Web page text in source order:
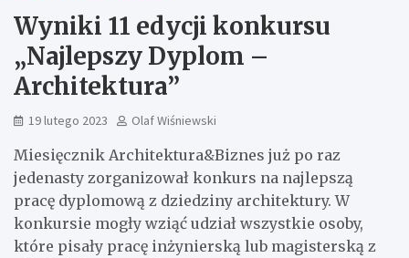
Wyniki 11 edycji konkursu
„Najlepszy Dyplom –
Architektura”
19 lutego 2023 Olaf Wiśniewski
Miesięcznik Architektura&Biznes już po raz
jedenasty zorganizował konkurs na najlepszą
pracę dyplomową z dziedziny architektury. W
konkursie mogły wziąć udział wszystkie osoby,
które pisały pracę inżynierską lub magisterską z